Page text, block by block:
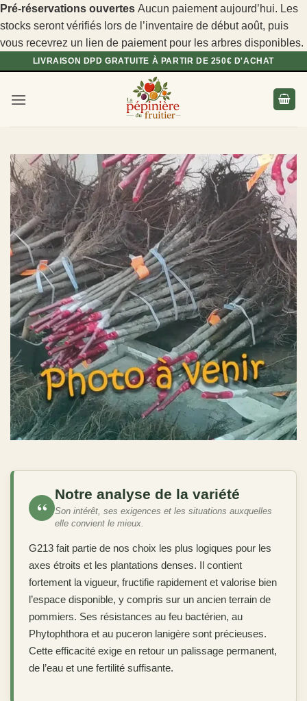
Pré-réservations ouvertes Aucun paiement aujourd’hui. Les
stocks seront vérifiés lors de l’inventaire de début août, puis
vous recevrez un lien de paiement pour les arbres disponibles.
Passer
contenu
LIVRAISON DPD GRATUITE À PARTIR DE 250€ D'ACHAT
“
Notre analyse de la variété
Son intérêt, ses exigences et les situations auxquelles
elle convient le mieux.
G213 fait partie de nos choix les plus logiques pour les
axes étroits et les plantations denses. Il contient
fortement la vigueur, fructifie rapidement et valorise bien
l’espace disponible, y compris sur un ancien terrain de
pommiers. Ses résistances au feu bactérien, au
Phytophthora et au puceron lanigère sont précieuses.
Cette efficacité exige en retour un palissage permanent,
de l’eau et une fertilité suffisante.